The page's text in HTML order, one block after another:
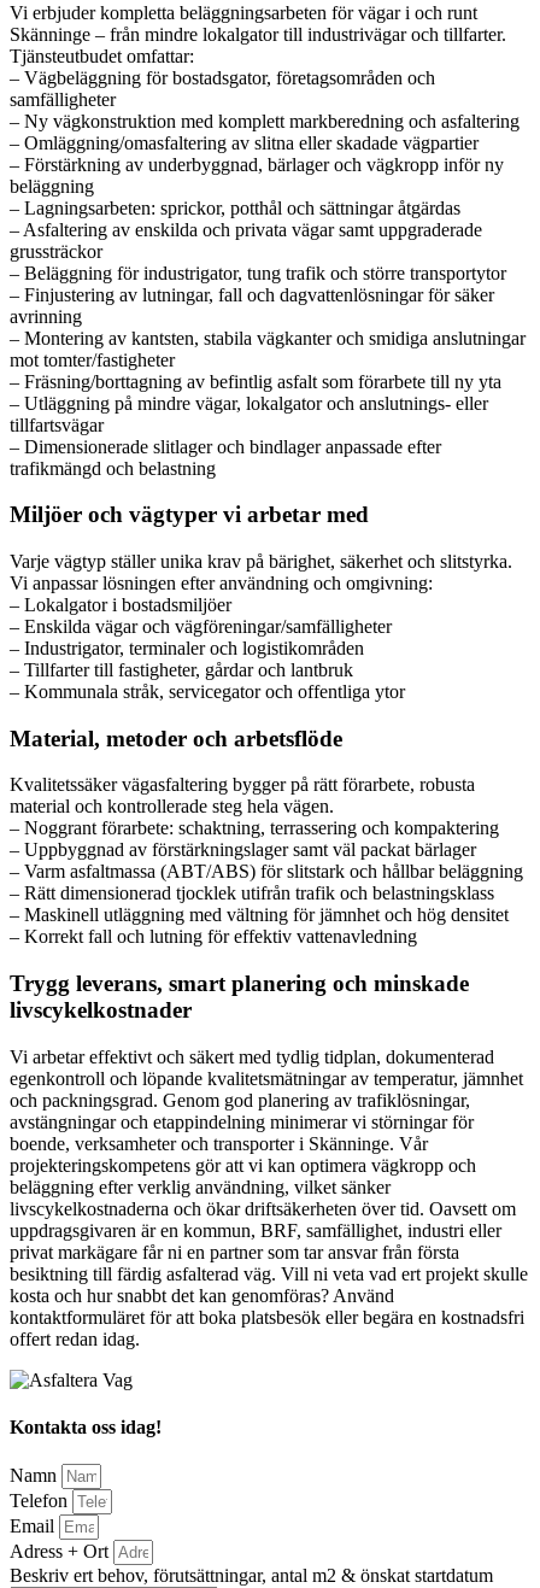
Vi erbjuder kompletta beläggningsarbeten för vägar i och runt
Skänninge – från mindre lokalgator till industrivägar och tillfarter.
Tjänsteutbudet omfattar:
– Vägbeläggning för bostadsgator, företagsområden och
samfälligheter
– Ny vägkonstruktion med komplett markberedning och asfaltering
– Omläggning/omasfaltering av slitna eller skadade vägpartier
– Förstärkning av underbyggnad, bärlager och vägkropp inför ny
beläggning
– Lagningsarbeten: sprickor, potthål och sättningar åtgärdas
– Asfaltering av enskilda och privata vägar samt uppgraderade
grussträckor
– Beläggning för industrigator, tung trafik och större transportytor
– Finjustering av lutningar, fall och dagvattenlösningar för säker
avrinning
– Montering av kantsten, stabila vägkanter och smidiga anslutningar
mot tomter/fastigheter
– Fräsning/borttagning av befintlig asfalt som förarbete till ny yta
– Utläggning på mindre vägar, lokalgator och anslutnings- eller
tillfartsvägar
– Dimensionerade slitlager och bindlager anpassade efter
trafikmängd och belastning
Miljöer och vägtyper vi arbetar med
Varje vägtyp ställer unika krav på bärighet, säkerhet och slitstyrka.
Vi anpassar lösningen efter användning och omgivning:
– Lokalgator i bostadsmiljöer
– Enskilda vägar och vägföreningar/samfälligheter
– Industrigator, terminaler och logistikområden
– Tillfarter till fastigheter, gårdar och lantbruk
– Kommunala stråk, servicegator och offentliga ytor
Material, metoder och arbetsflöde
Kvalitetssäker vägasfaltering bygger på rätt förarbete, robusta
material och kontrollerade steg hela vägen.
– Noggrant förarbete: schaktning, terrassering och kompaktering
– Uppbyggnad av förstärkningslager samt väl packat bärlager
– Varm asfaltmassa (ABT/ABS) för slitstark och hållbar beläggning
– Rätt dimensionerad tjocklek utifrån trafik och belastningsklass
– Maskinell utläggning med vältning för jämnhet och hög densitet
– Korrekt fall och lutning för effektiv vattenavledning
Trygg leverans, smart planering och minskade
livscykelkostnader
Vi arbetar effektivt och säkert med tydlig tidplan, dokumenterad
egenkontroll och löpande kvalitetsmätningar av temperatur, jämnhet
och packningsgrad. Genom god planering av trafiklösningar,
avstängningar och etappindelning minimerar vi störningar för
boende, verksamheter och transporter i Skänninge. Vår
projekteringskompetens gör att vi kan optimera vägkropp och
beläggning efter verklig användning, vilket sänker
livscykelkostnaderna och ökar driftsäkerheten över tid. Oavsett om
uppdragsgivaren är en kommun, BRF, samfällighet, industri eller
privat markägare får ni en partner som tar ansvar från första
besiktning till färdig asfalterad väg. Vill ni veta vad ert projekt skulle
kosta och hur snabbt det kan genomföras? Använd
kontaktformuläret för att boka platsbesök eller begära en kostnadsfri
offert redan idag.
Kontakta oss idag!
Namn
Telefon
Email
Adress + Ort
Beskriv ert behov, förutsättningar, antal m2 & önskat startdatum